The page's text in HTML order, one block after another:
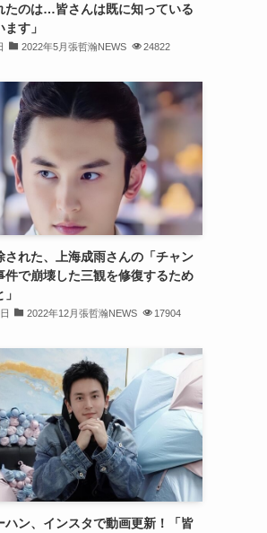
(31)
(32)
(32)
(29)
(31)
(31)
(31)
(32)
(30)
(32)
(31)
たのは…皆さんは既に知っている
す」
2022年5月張哲瀚NEWS 24822
された、上海成雨さんの「チャン
件で崩壊した三観を修復するため
2022年12月張哲瀚NEWS 17904
ハン、インスタで動画更新！「皆